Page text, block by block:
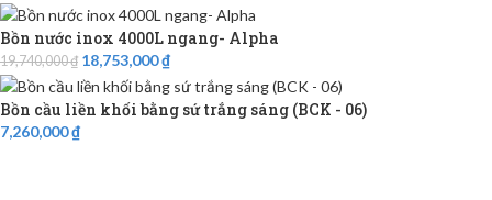
Bồn nước inox 4000L ngang- Alpha
19,740,000₫ 18,753,000₫
Bồn cầu liền khối bằng sứ trắng sáng (BCK - 06)
7,260,000₫